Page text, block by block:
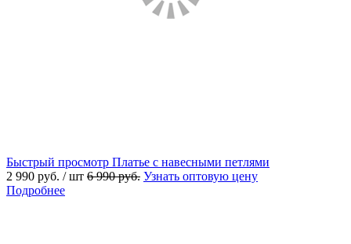
Быстрый просмотр Платье с навесными петлями
2 990 руб. / шт 6 990 руб. Узнать оптовую цену
Подробнее